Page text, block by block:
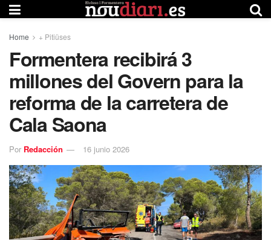
Home + Pitiüses
Formentera recibirá 3
millones del Govern para la
reforma de la carretera de
Cala Saona
Por Redacción 16 junio 2026